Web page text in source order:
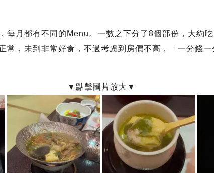
每月都有不同的Menu。一數之下分了8個部份，大約
常，未到非常好食，不過考慮到房價不高，「一分錢